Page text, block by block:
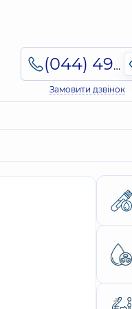
(044) 495-2-888
Замовити дзвінок